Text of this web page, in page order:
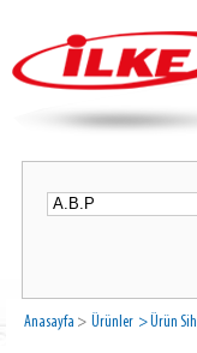
Anasayfa > Ürünler > Ürün